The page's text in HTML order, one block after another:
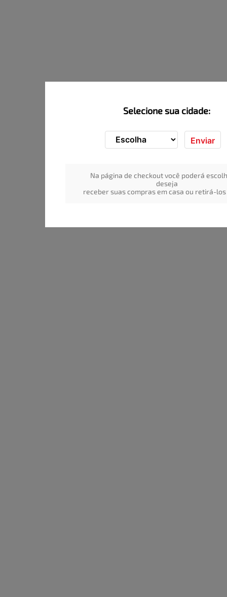
Selecione sua cidade:
Enviar
Na página de checkout você poderá
deseja
receber suas compras em casa ou retirá-